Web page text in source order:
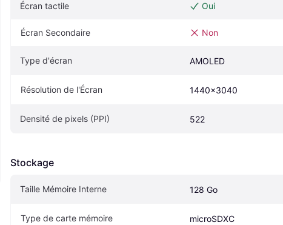
Écran tactile Oui
Écran Secondaire Non
Type d'écran AMOLED
Résolution de l'Écran 1440x3040
Densité de pixels (PPI) 522
Stockage
Taille Mémoire Interne 128 Go
Type de carte mémoire microSDXC